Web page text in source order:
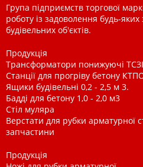
Група підприємств торгової
роботу із задоволення будь-яких
будівельних об'єктів.
Продукція
Трансформатори понижуючі
Станції для прогріву бетону
Ящики будівельні 0,2 - 2,5 м 3.
Бадді для бетону 1,0 - 2,0 м3
Стіл муляра
Верстати для рубки
запчастини
Продукція